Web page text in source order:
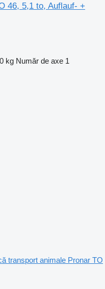
46, 5,1 to, Auflauf- +
kg Număr de axe 1
transport animale Pronar TO